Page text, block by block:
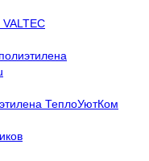
ТеплоУютКом